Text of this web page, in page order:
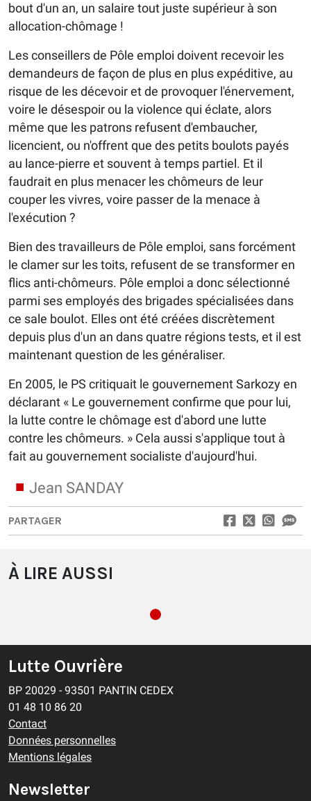
bout d'un an, un salaire tout juste supérieur à son
allocation-chômage !
Les conseillers de Pôle emploi doivent recevoir les
demandeurs de façon de plus en plus expéditive, au
risque de les décevoir et de provoquer l'énervement,
voire le désespoir ou la violence qui éclate, alors
même que les patrons refusent d'embaucher,
licencient, ou n'offrent que des petits boulots payés
au lance-pierre et souvent à temps partiel. Et il
faudrait en plus menacer les chômeurs de leur
couper les vivres, voire passer de la menace à
l'exécution ?
Bien des travailleurs de Pôle emploi, sans forcément
le clamer sur les toits, refusent de se transformer en
flics anti-chômeurs. Pôle emploi a donc sélectionné
parmi ses employés des brigades spécialisées dans
ce sale boulot. Elles ont été créées discrètement
depuis plus d'un an dans quatre régions tests, et il est
maintenant question de les généraliser.
En 2005, le PS critiquait le gouvernement Sarkozy en
déclarant « Le gouvernement confirme que pour lui,
la lutte contre le chômage est d'abord une lutte
contre les chômeurs. » Cela aussi s'applique tout à
fait au gouvernement socialiste d'aujourd'hui.
Jean SANDAY
PARTAGER
À LIRE AUSSI
Lutte Ouvrière
BP 20029 - 93501 PANTIN CEDEX
01 48 10 86 20
Contact
Données personnelles
Mentions légales
Newsletter